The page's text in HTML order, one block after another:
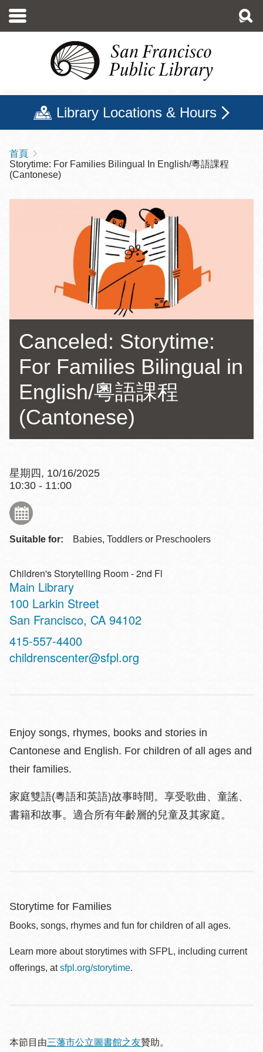
至
Library Locations & Hours
導
航
連
首頁
Storytime: For Families Bilingual In English/粵語課程
(Cantonese)
Canceled: Storytime:
For Families Bilingual in
English/粵語課程
(Cantonese)
星期四, 10/16/2025
10:30 - 11:00
Suitable for: Babies, Toddlers or Preschoolers
Children's Storytelling Room - 2nd Fl
Main Library
Address
100 Larkin Street
San Francisco, CA 94102
Contact
Telephone
415-557-4400
childrenscenter@sfpl.org
Enjoy songs, rhymes, books and stories in
Cantonese and English. For children of all ages and
their families.
家庭雙語(粵語和英語)故事時間。享受歌曲、童謠、
書籍和故事。適合所有年齡層的兒童及其家庭。
Storytime for Families
Books, songs, rhymes and fun for children of all ages.
Learn more about storytimes with SFPL, including current
offerings, atsfpl.org/storytime.
本節目由三藩市公立圖書館之友贊助。